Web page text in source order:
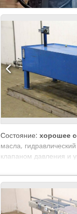
Состояние: хорошее
масла,
клапаном давления и
Регулирующий
Объем бака: 420